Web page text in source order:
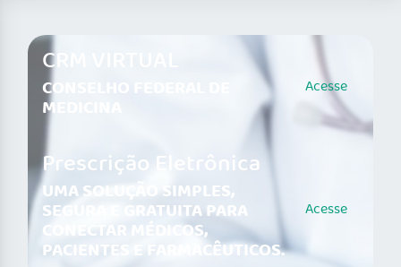
CRM VIRTUAL
CONSELHO FEDERAL DE
MEDICINA
Acesse
Prescrição Eletrônica
UMA SOLUÇÃO SIMPLES,
SEGURA E GRATUITA PARA
CONECTAR MÉDICOS,
PACIENTES E FARMACÊUTICOS.
Acesse